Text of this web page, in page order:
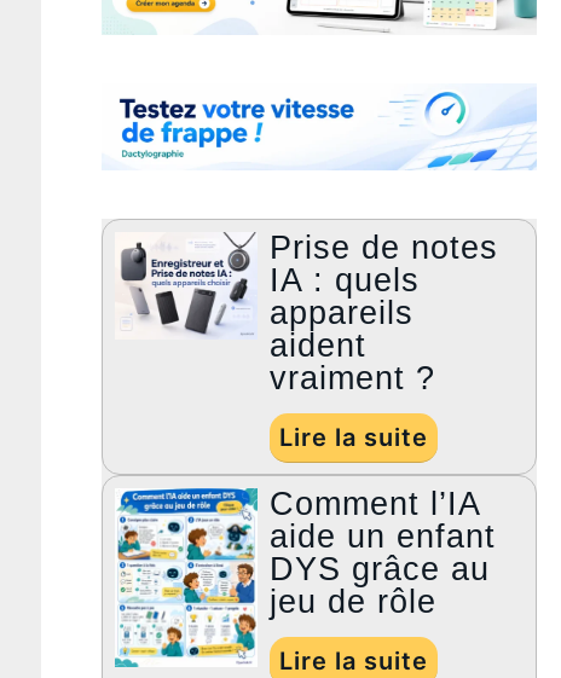
Prise de notes
IA : quels
appareils
aident
vraiment ?
Lire la suite
Comment l’IA
aide un enfant
DYS grâce au
jeu de rôle
Lire la suite